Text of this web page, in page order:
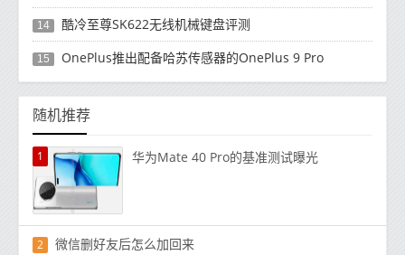
14 酷冷至尊SK622无线机械键盘评测
15 OnePlus推出配备哈苏传感器的OnePlus 9 Pro
随机推荐
1 华为Mate 40 Pro的基准测试曝光
2 微信删好友后怎么加回来